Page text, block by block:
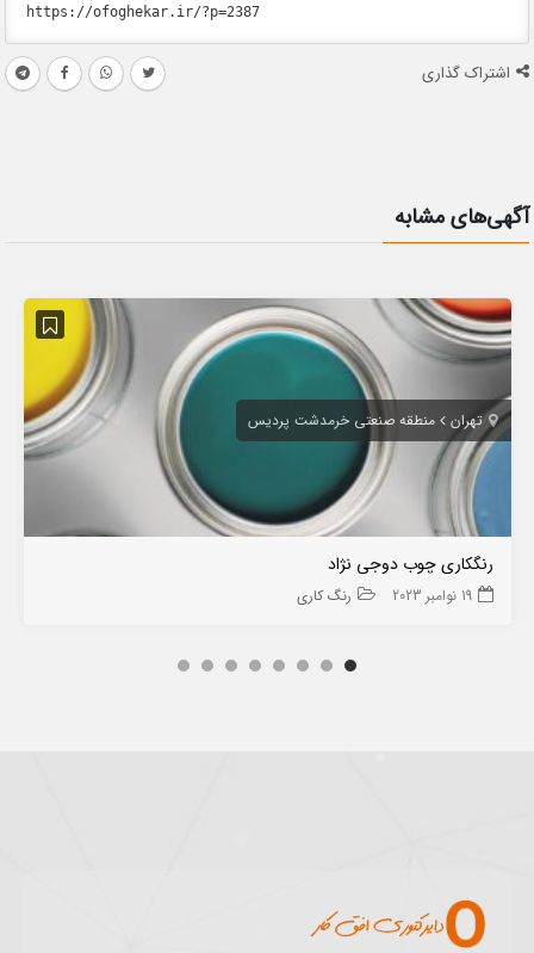
اشتراک گذاری
آگهی‌های مشابه
تهران منطقه صنعتی خرمدشت پردیس
رنگکاری چوب دوجی نژاد
19 نوامبر 2023 رنگ کاری